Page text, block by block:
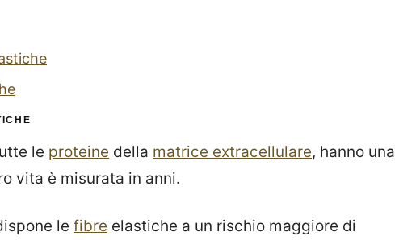
le proteine della matrice extracellulare, hanno una
vita è misurata in anni.
le fibre elastiche a un rischio maggiore di